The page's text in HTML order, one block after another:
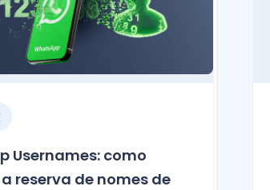
Usernames: como
reserva de nomes de